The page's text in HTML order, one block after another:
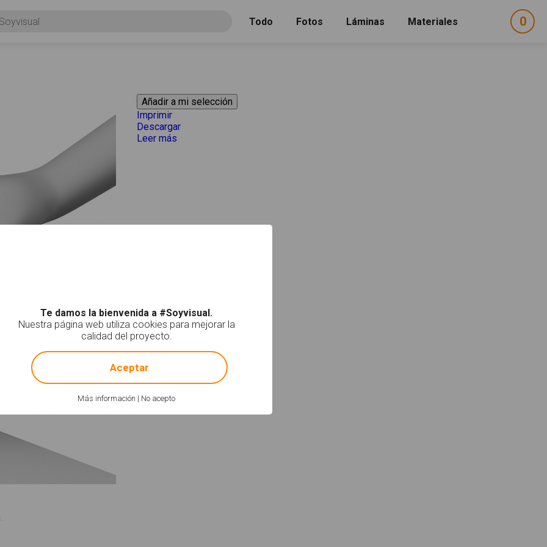
Todo Fotos Láminas Materiales 0
Imprimir
Descargar
Leer más
Te damos la bienvenida a #Soyvisual.
Nuestra página web utiliza cookies para mejorar la
calidad del proyecto.
Más información | No acepto
! Not valid!
Aceptar